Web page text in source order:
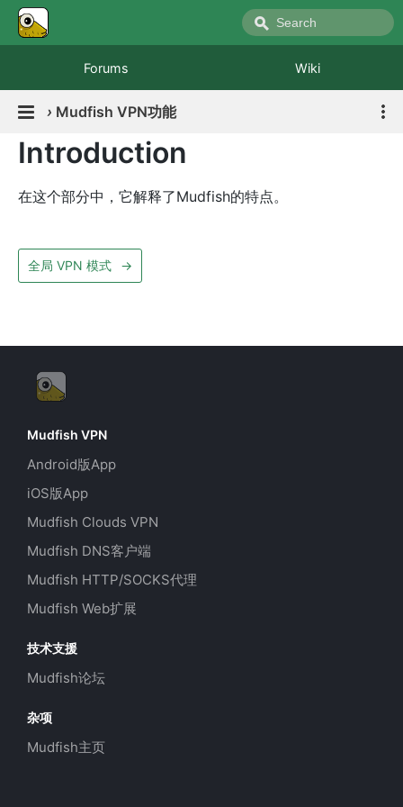
Forums Wiki
› Mudfish VPN功能
Introduction
在这个部分中，它解释了Mudfish的特点。
全局 VPN 模式 →
Mudfish VPN
Android版App
iOS版App
Mudfish Clouds VPN
Mudfish DNS客户端
Mudfish HTTP/SOCKS代理
Mudfish Web扩展
技术支援
Mudfish论坛
杂项
Mudfish主页